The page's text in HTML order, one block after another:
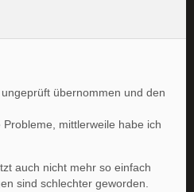
übernommen und den
mittlerweile habe ich
auch nicht mehr so einfach
sind schlechter geworden.